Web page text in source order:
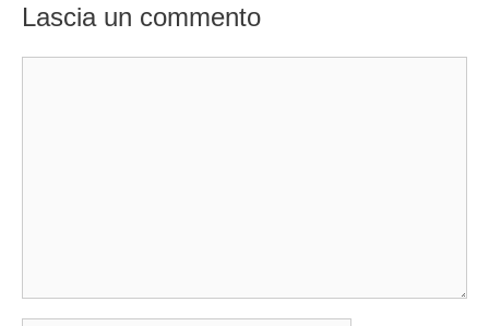
Lascia un commento